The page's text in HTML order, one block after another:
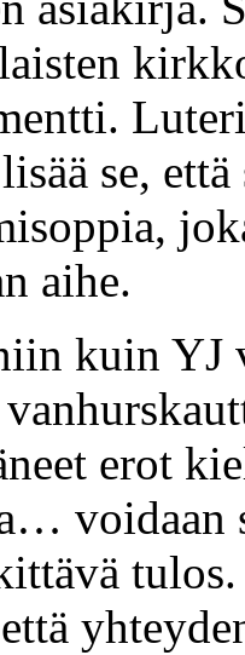
se,
aihe.
kuin YJ
erot
voidaan